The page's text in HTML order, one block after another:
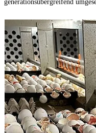
generationsübergreifend